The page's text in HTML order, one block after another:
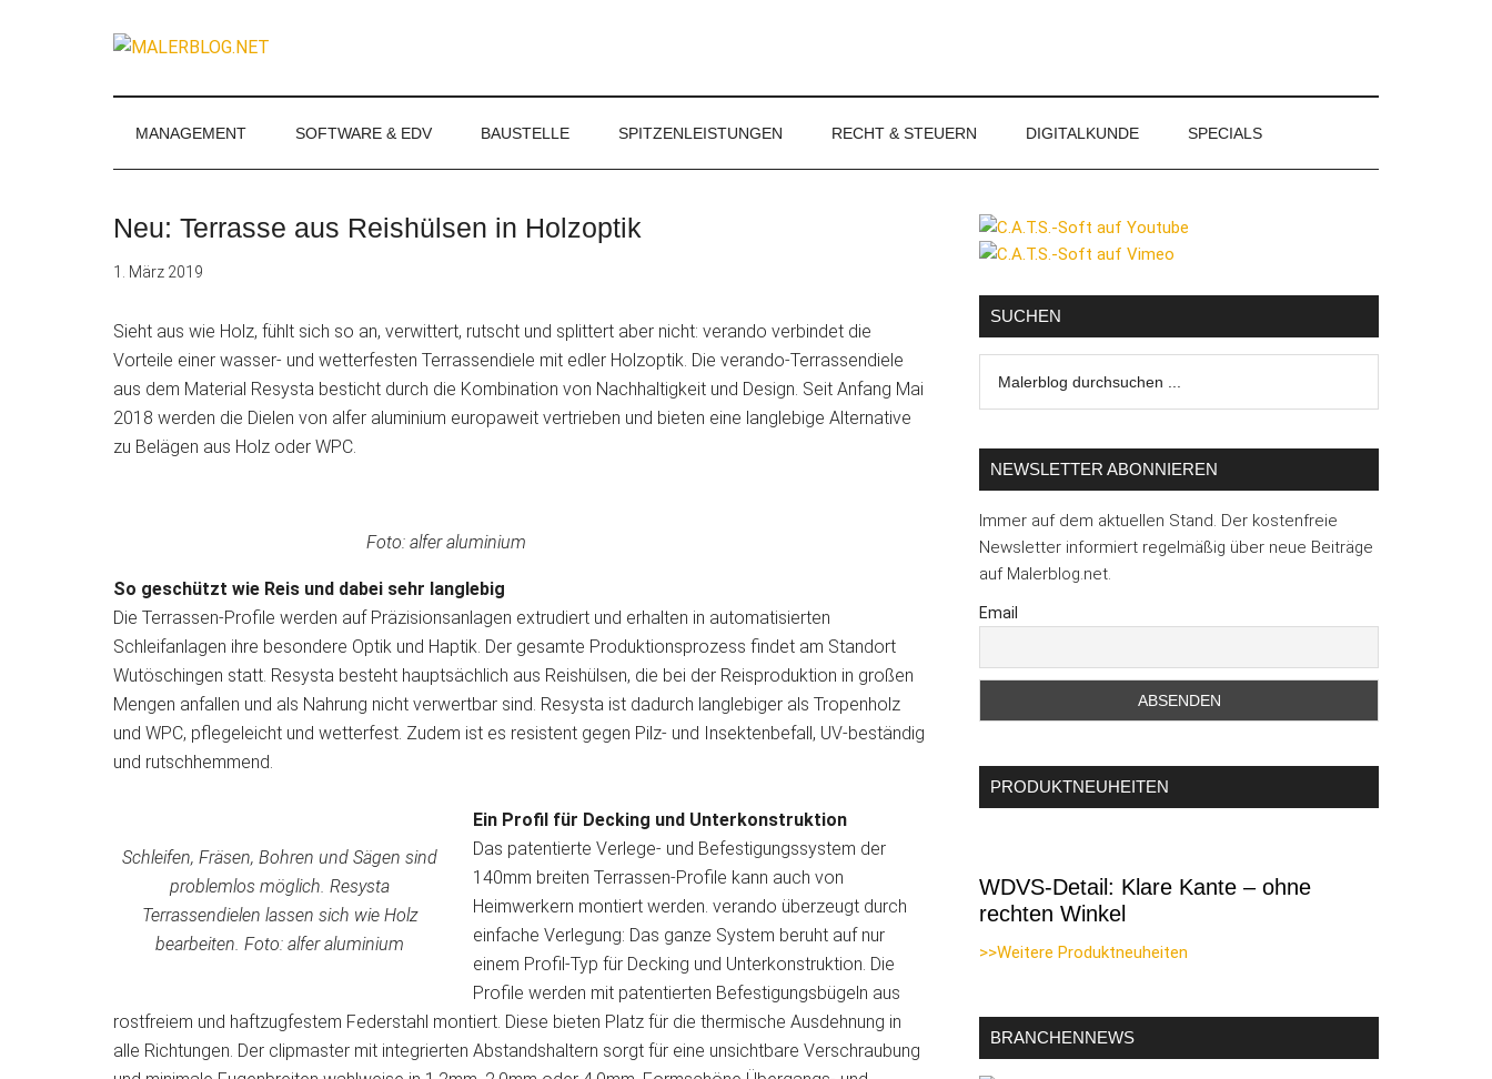
MALERBLOG.NET
Magazin
Stuckateure
MANAGEMENT SOFTWARE & EDV BAUSTELLE SPITZENLEISTUNGEN RECHT & STEUERN DIGITALKUNDE SPECIALS
Neu: Terrasse aus Reishülsen in Holzoptik
1. März 2019
Sieht aus wie Holz, fühlt sich so an, verwittert, rutscht und splittert aber nicht: verando verbindet die
Vorteile einer wasser- und wetterfesten Terrassendiele mit edler Holzoptik. Die verando-Terrassendiele
aus dem Material Resysta besticht durch die Kombination von Nachhaltigkeit und Design. Seit Anfang Mai
2018 werden die Dielen von alfer aluminium europaweit vertrieben und bieten eine langlebige Alternative
zu Belägen aus Holz oder WPC.
Foto: alfer aluminium
So geschützt wie Reis und dabei sehr langlebig
Die Terrassen-Profile werden auf Präzisionsanlagen extrudiert und erhalten in automatisierten
Schleifanlagen ihre besondere Optik und Haptik. Der gesamte Produktionsprozess findet am Standort
Wutöschingen statt. Resysta besteht hauptsächlich aus Reishülsen, die bei der Reisproduktion in großen
Mengen anfallen und als Nahrung nicht verwertbar sind. Resysta ist dadurch langlebiger als Tropenholz
und WPC, pflegeleicht und wetterfest. Zudem ist es resistent gegen Pilz- und Insektenbefall, UV-beständig
und rutschhemmend.
Schleifen, Fräsen, Bohren und Sägen sind
problemlos möglich. Resysta
Terrassendielen lassen sich wie Holz
bearbeiten. Foto: alfer aluminium
Ein Profil für Decking und Unterkonstruktion
Das patentierte Verlege- und Befestigungssystem der
140mm breiten Terrassen-Profile kann auch von
Heimwerkern montiert werden. verando überzeugt durch
einfache Verlegung: Das ganze System beruht auf nur
einem Profil-Typ für Decking und Unterkonstruktion. Die
Profile werden mit patentierten Befestigungsbügeln aus
rostfreiem und haftzugfestem Federstahl montiert. Diese bieten Platz für die thermische Ausdehnung in
alle Richtungen. Der clipmaster mit integrierten Abstandshaltern sorgt für eine unsichtbare Verschraubung
Seitenspalte
SUCHEN
durchsuchen
NEWSLETTER ABONNIEREN
Immer auf dem aktuellen Stand. Der kostenfreie
Newsletter informiert regelmäßig über neue Beiträge
auf Malerblog.net.
Email
PRODUKTNEUHEITEN
WDVS-Detail: Klare Kante – ohne
rechten Winkel
>>Weitere Produktneuheiten
BRANCHENNEWS